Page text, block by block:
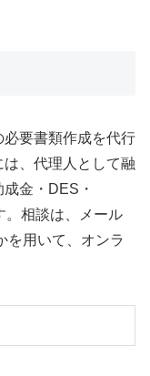
要書類作成を代行
、代理人として融
金・DES・
。相談は、メール
を用いて、オンラ